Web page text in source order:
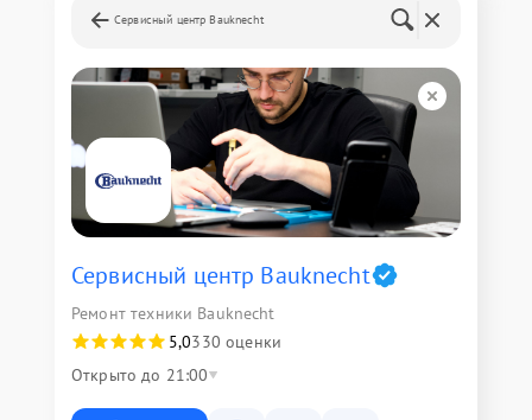
Сервисный центр Bauknecht
Сервисный центр Bauknecht
Ремонт техники Bauknecht
5,0330 оценки
Открыто до 21:00